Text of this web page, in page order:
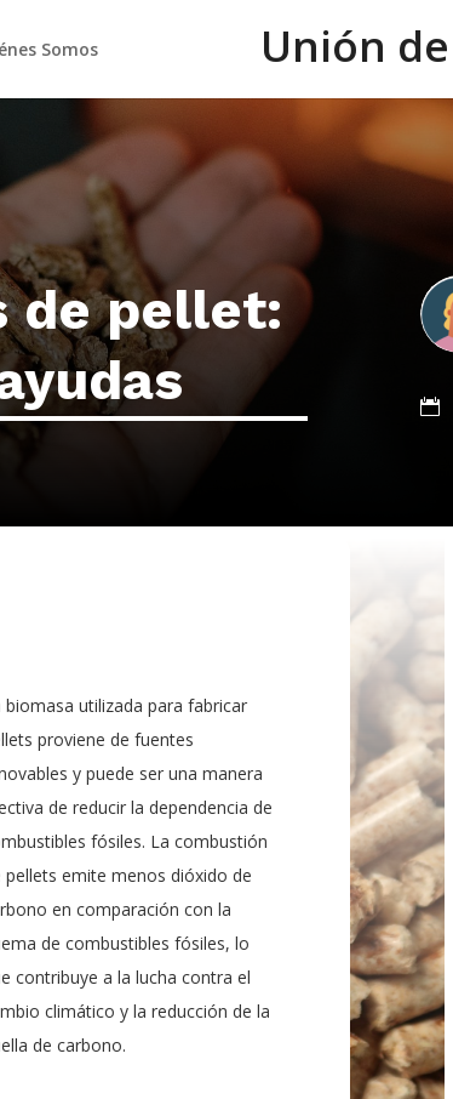
Somos Unión
de pellet:

biomasa utilizada para fabricar
proviene de fuentes
y puede ser una manera
de reducir la dependencia de
fósiles. La combustión
pellets emite menos dióxido de
en comparación con la
de combustibles fósiles, lo
contribuye a la lucha contra el
climático y la reducción de la
de carbono.